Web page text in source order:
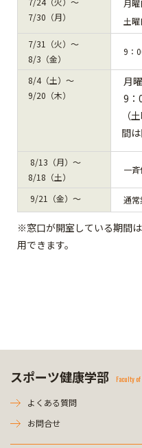
7/30（月）
月
土
7/31（火）～
8/3（金）
9：
8/4（土）～
9/20（木）
月
9：
（
間は
8/13（月）～
8/18（土）
一
9/21（金）～ 通常
※窓口が開室している期間
用できます。
スポーツ健康学部 Faculty
よくある質問
お問合せ